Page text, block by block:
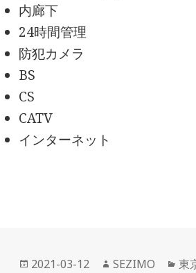
内廊下
24時間管理
防犯カメラ
BS
CS
CATV
インターネット
投
2021-03-12
作
SEZIMO
カ
東